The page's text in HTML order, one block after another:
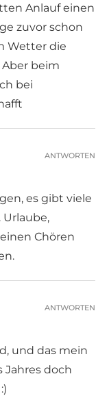
Anlauf einen
zuvor schon
Wetter die
beim
bei
es gibt viele
Urlaube,
Chören
ANTWORTEN
und das mein
Jahres doch
ANTWORTEN